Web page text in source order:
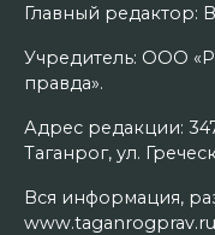
Главный редактор:
Учредитель: ООО
правда».
Адрес редакции:
Таганрог, ул.
Вся информация,